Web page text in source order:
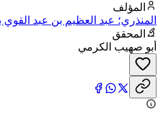
المؤلف
المنذري؛ عبد العظيم بن عبد
الدين المنذري
المحقق
أبو صهيب الكرمي